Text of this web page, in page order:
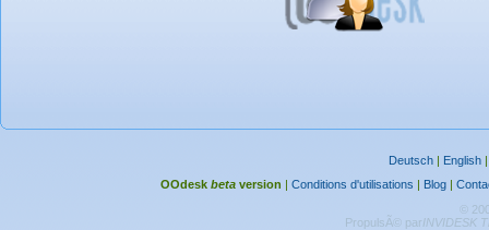
Deutsch| English
OOdesk betaversion | Conditions d'utilisations | Blog|
©
PropulsÃ© parINVIDESK